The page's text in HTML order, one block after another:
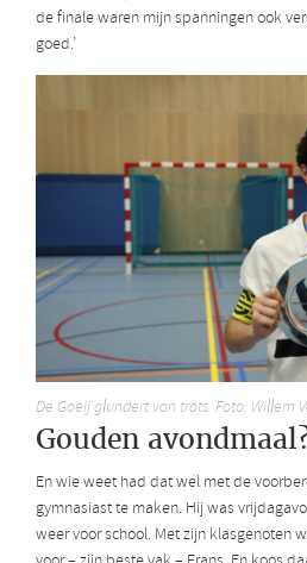
de finale waren mijn spanningen ook
goed.’
De Goeij glundert van trots. Foto: Willem
Gouden
En wie weet had dat wel met de
gymnasiast te maken. Hij was
weer voor school. Met zijn klasgenoten